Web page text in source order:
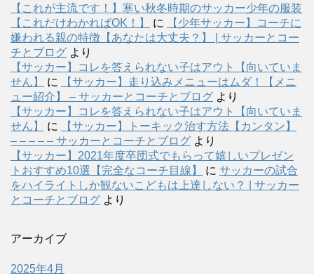
【これが主流です！】寒い秋冬時期のサッカー少年の服装
【これだけわかればOK！】
に
【少年サッカー】コーチに
嫌われる親の特徴【あなたは大丈夫？】 | サッカーとコー
チとブログ より
【サッカー】コレを答えられない子はアウト【向いていま
せん】
に
【サッカー】走り込みメニューはムダ！【メニ
ュー紹介】 – サッカーとコーチとブログ より
【サッカー】コレを答えられない子はアウト【向いていま
せん】
に
【サッカー】トーキック治す方法【カンタン】
– – – – – サッカーとコーチとブログ より
【サッカー】2021年度卒団式でもらって嬉しいプレゼン
トおすすめ10選【完全なコーチ目線】
に サッカーの試合
をハイライトしか観ないこどもは上達しない？ | サッカー
とコーチとブログ より
アーカイブ
2025年4月